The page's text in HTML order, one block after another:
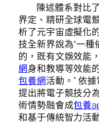
陳述體系對比
界定、精研全球電
析了元宇宙虛擬化
技全新界說為“一
的，既有文娛效能
網身和教導等效能
包養網活動。” 依
提出將電子競技分
術情勢融會成包養
和基于傳統智力活